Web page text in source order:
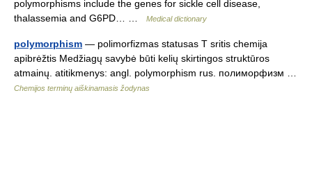
polymorphisms include the genes for sickle cell disease,
thalassemia and G6PD… …
Medical dictionary
polymorphism — polimorfizmas statusas T sritis chemija
apibrėžtis Medžiagų savybė būti kelių skirtingos struktūros
atmainų. atitikmenys: angl. polymorphism rus. полиморфизм …
Chemijos terminų aiškinamasis žodynas